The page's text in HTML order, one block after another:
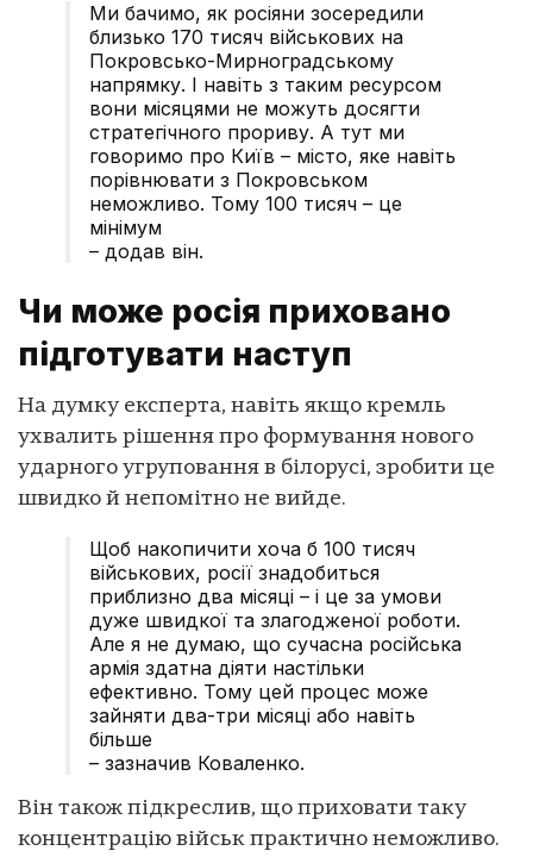
Ми бачимо, як росіяни зосередили
близько 170 тисяч військових на
Покровсько-Мирноградському
напрямку. І навіть з таким ресурсом
вони місяцями не можуть досягти
стратегічного прориву. А тут ми
говоримо про Київ – місто, яке навіть
порівнювати з Покровськом
неможливо. Тому 100 тисяч – це
мінімум
– додав він.
Чи може росія приховано
підготувати наступ
На думку експерта, навіть якщо кремль
ухвалить рішення про формування нового
ударного угруповання в білорусі, зробити це
швидко й непомітно не вийде.
Щоб накопичити хоча б 100 тисяч
військових, росії знадобиться
приблизно два місяці – і це за умови
дуже швидкої та злагодженої роботи.
Але я не думаю, що сучасна російська
армія здатна діяти настільки
ефективно. Тому цей процес може
зайняти два-три місяці або навіть
більше
– зазначив Коваленко.
Він також підкреслив, що приховати таку
концентрацію військ практично неможливо.